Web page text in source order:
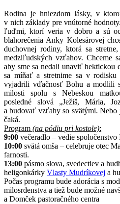
Rodina je hniezdom lásky, v
v nich základy pre vnútorné
ľuďmi, ktorí veria v dobro a sú
blahorečenia Anky Kolesárovej
duchovnej rodiny, ktorá sa
medziľudských vzťahov. Chceme
aby sme sa nedali unaviť hektickou
sa míňať a stretnime sa v rodisku
vyjadrili vďačnosť Bohu a modlili
milosti spolu s Nebeskou
posledné slová „Ježiš, Mária,
a budovať vzťahy so svätými. Nebo
čaká.
Program (na pódiu pri kostole):
9:00 večeradlo – vedie spoločenstvo
10:00 svätá omša – celebruje otec
farnosti.
13:00 pásmo slova, svedectiev a
heligonkárky Vlasty Mudríkovej a
Počas programu bude adorácia s
milosrdenstva a tiež bude možné
a Domček pastoračného centra